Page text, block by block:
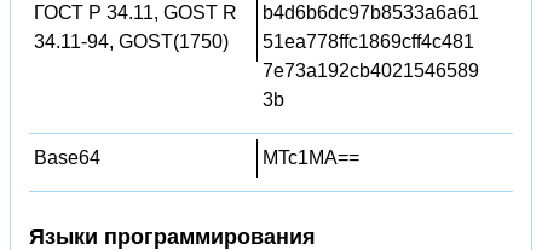
ГОСТ Р 34.11, GOST R
34.11-94, GOST(1750)
b4d6b6dc97b8533a6a61
51ea778ffc1869cff4c481
7e73a192cb4021546589
3b
Base64 MTc1MA==
Языки программирования